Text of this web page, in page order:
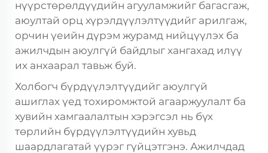
нүүрстөрөлдүүдийн агууламжийг багасгаж,
аюултай орц хүрэлдүүлэлтүүдийг арилгаж,
орчин үеийн дүрэм журамд нийцүүлэх ба
ажилчдын аюулгүй байдлыг хангахад илүү
их анхаарал тавьж буй.
Холбогч бүрдүүлэлтүүдийг аюулгүй
ашиглах үед тохиромжтой агааржуулалт ба
хувийн хамгаалалтын хэрэгсэл нь бүх
төрлийн бүрдүүлэлтүүдийн хувьд
шаардлагатай үүрэг гүйцэтгэнэ. Ажилчдад